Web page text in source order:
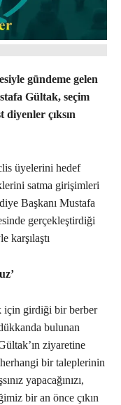
gündeme gelen
Gültak, seçim
diyenler çıksın
üyelerini hedef
satma girişimleri
Başkanı Mustafa
gerçekleştirdiği
karşılaştı
için girdiği bir berber
bulunan
ziyaretine
bir taleplerinin
yapacağınızı,
bir an önce çıkın